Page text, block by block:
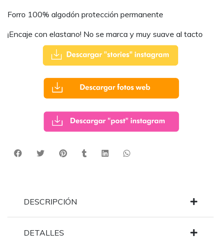
Forro 100% algodón protección permanente
¡Encaje con elastano! No se marca y muy suave al tacto
DESCRIPCIÓN
DETALLES